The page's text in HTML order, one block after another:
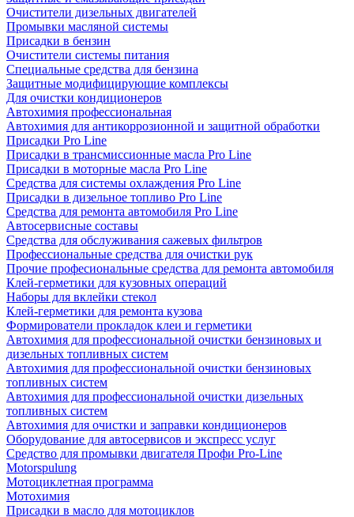
Очистители дизельных двигателей
Промывки масляной системы
Присадки в бензин
Очистители системы питания
Специальные срeдства для бензина
Защитные модифицирующие комплексы
Для очистки кондиционеров
Автохимия профессиональная
Автохимия для антикоррозионной и защитной обработки
Присадки Pro Line
Присадки в трансмиссионные масла Pro Line
Присадки в моторные масла Pro Line
Средства для системы охлаждения Pro Line
Присадки в дизельное топливо Pro Line
Средства для ремонта автомобиля Pro Line
Автосервисные составы
Средства для обслуживания сажевых фильтров
Профессиональные средства для очистки рук
Прочие професиональные средства для ремонта автомобиля
Клей-герметики для кузовных операций
Наборы для вклейки стекол
Клей-герметики для ремонта кузова
Формирователи прокладок клеи и герметики
Автохимия для профессиональной очистки бензиновых и
дизельных топливных систем
Автохимия для профессиональной очистки бензиновых
топливных систем
Автохимия для профессиональной очистки дизельных
топливных систем
Автохимия для очистки и заправки кондиционеров
Оборудование для автосервисов и экспресс услуг
Средство для промывки двигателя Профи Pro-Line
Motorspulung
Мотоциклетная программа
Мотохимия
Присадки в масло для мотоциклов